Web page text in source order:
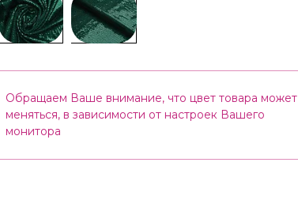
Обращаем Ваше внимание, что цвет товара может
меняться, в зависимости от настроек Вашего
монитора